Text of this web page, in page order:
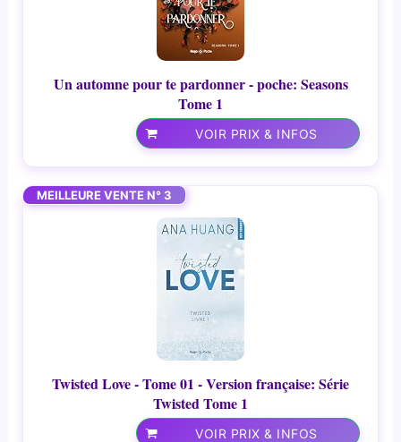
Un automne pour te pardonner - poche: Seasons
Tome 1
VOIR PRIX & INFOS
MEILLEURE VENTE N° 3
Twisted Love - Tome 01 - Version française: Série
Twisted Tome 1
VOIR PRIX & INFOS